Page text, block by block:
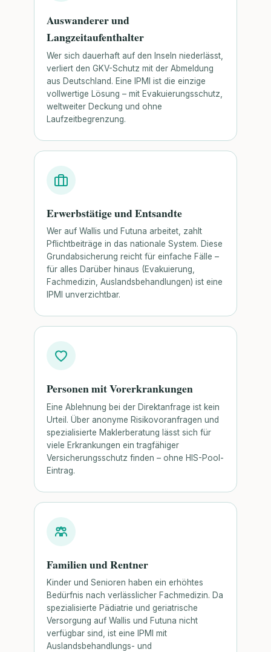
Auswanderer und
Langzeitaufenthalter
Wer sich dauerhaft auf den Inseln niederlässt,
verliert den GKV-Schutz mit der Abmeldung
aus Deutschland. Eine IPMI ist die einzige
vollwertige Lösung – mit Evakuierungsschutz,
weltweiter Deckung und ohne
Laufzeitbegrenzung.
Erwerbstätige und Entsandte
Wer auf Wallis und Futuna arbeitet, zahlt
Pflichtbeiträge in das nationale System. Diese
Grundabsicherung reicht für einfache Fälle –
für alles Darüber hinaus (Evakuierung,
Fachmedizin, Auslandsbehandlungen) ist eine
IPMI unverzichtbar.
Personen mit Vorerkrankungen
Eine Ablehnung bei der Direktanfrage ist kein
Urteil. Über anonyme Risikovoranfragen und
spezialisierte Maklerberatung lässt sich für
viele Erkrankungen ein tragfähiger
Versicherungsschutz finden – ohne HIS-Pool-
Eintrag.
Familien und Rentner
Kinder und Senioren haben ein erhöhtes
Bedürfnis nach verlässlicher Fachmedizin. Da
spezialisierte Pädiatrie und geriatrische
Versorgung auf Wallis und Futuna nicht
verfügbar sind, ist eine IPMI mit
Auslandsbehandlungs- und